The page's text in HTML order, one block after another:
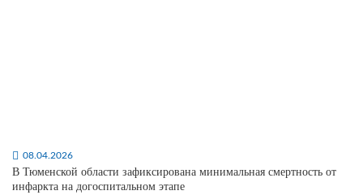
08.04.2026
В Тюменской области зафиксирована минимальная смертность от
инфаркта на догоспитальном этапе